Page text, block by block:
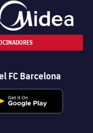
FC Barcelona